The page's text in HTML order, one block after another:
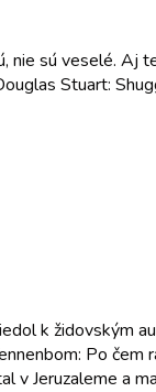
nie sú veselé.
Stuart:
k židovským
Po
v Jeruzaleme a